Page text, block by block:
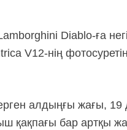
Diablo-ға
V12-нің
алдыңғы жағы, 19
қақпағы бар артқы